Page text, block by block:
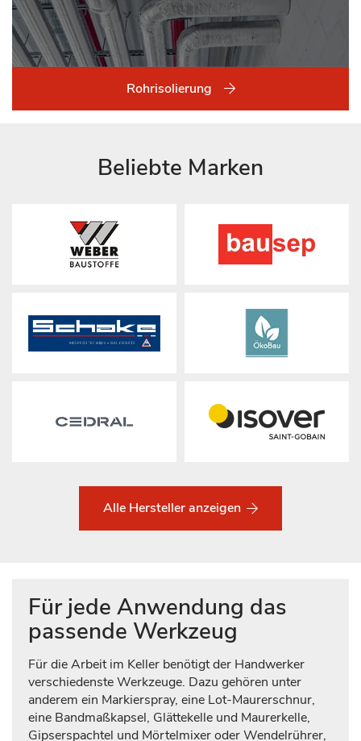
Rohrisolierung
Beliebte Marken
Alle Hersteller anzeigen
Für jede Anwendung das
passende Werkzeug
Für die Arbeit im Keller benötigt der Handwerker
verschiedenste Werkzeuge. Dazu gehören unter
anderem ein Markierspray, eine Lot-Maurerschnur,
eine Bandmaßkapsel, Glättekelle und Maurerkelle,
Gipserspachtel und Mörtelmixer oder Wendelrührer,